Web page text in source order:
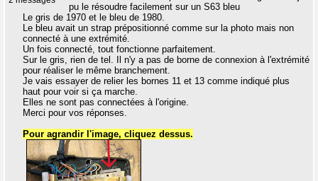
pu le résoudre facilement sur un S63 bleu
Le gris de 1970 et le bleu de 1980.
Le bleu avait un strap prépositionné comme sur la photo mais non
connecté à une extrémité.
Un fois connecté, tout fonctionne parfaitement.
Sur le gris, rien de tel. Il n'y a pas de borne de connexion à l'extrémité
pour réaliser le même branchement.
Je vais essayer de relier les bornes 11 et 13 comme indiqué plus
haut pour voir si ça marche.
Elles ne sont pas connectées à l'origine.
Merci pour vos réponses.
Pour agrandir l'image, cliquez dessus.